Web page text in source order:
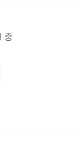
중